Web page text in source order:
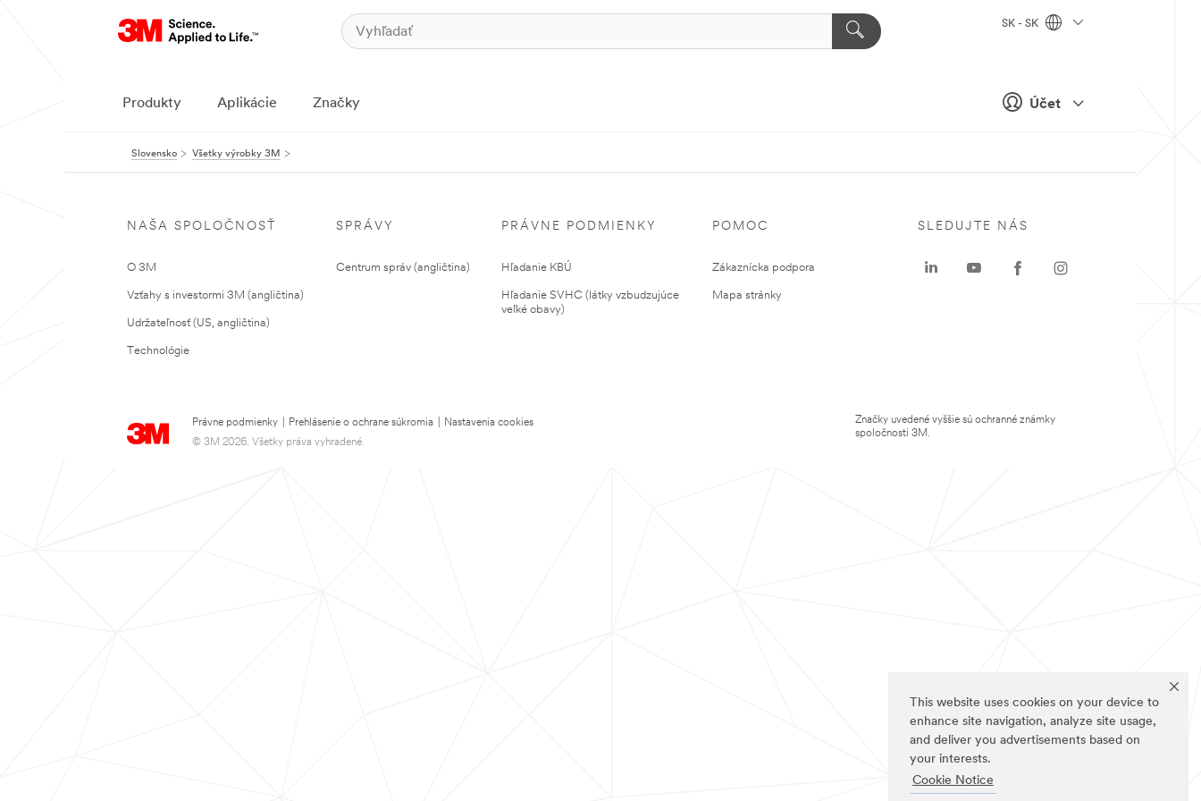
This website uses cookies on your device to
enhance site navigation, analyze site usage,
and deliver you advertisements based on
your interests.
Cookie Notice
Účet
SK - SK
Produkty Aplikácie Značky
Slovensko Všetky výrobky 3M
NAŠA SPOLOČNOSŤ
O 3M
Vzťahy s investormi 3M (angličtina)
Udržateľnosť (US, angličtina)
Technológie
SPRÁVY
Centrum správ (angličtina)
PRÁVNE PODMIENKY
Hľadanie KBÚ
Hľadanie SVHC (látky vzbudzujúce
veľké obavy)
POMOC
Zákaznícka podpora
Mapa stránky
Právne podmienky Prehlásenie o ochrane súkromia
Nastavenia cookies
© 3M 2026. Všetky práva vyhradené.
SLEDUJTE NÁS
Značky uvedené vyššie sú ochranné známky
spoločnosti 3M.